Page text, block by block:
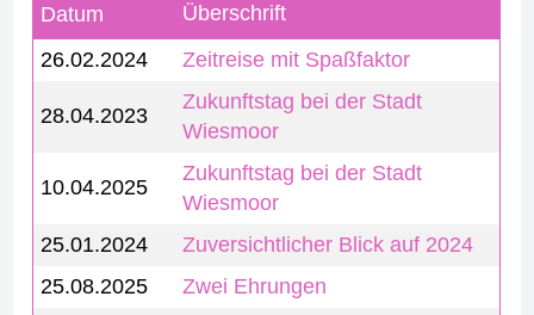
Datum
Überschrift
26.02.2024
Zeitreise mit Spaßfaktor
28.04.2023
Zukunftstag bei der Stadt
Wiesmoor
10.04.2025
Zukunftstag bei der Stadt
Wiesmoor
25.01.2024
Zuversichtlicher Blick auf 2024
25.08.2025
Zwei Ehrungen